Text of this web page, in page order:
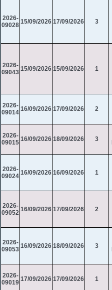
2026-
09028 15/09/2026 17/09/2026 3
2026-
09043 15/09/2026 15/09/2026 1
2026-
09014 16/09/2026 17/09/2026 2
2026-
09015 16/09/2026 18/09/2026 3
2026-
09024 16/09/2026 16/09/2026 1
2026-
09052 16/09/2026 17/09/2026 2
2026-
09053 16/09/2026 18/09/2026 3
2026-
09019 17/09/2026 17/09/2026 1